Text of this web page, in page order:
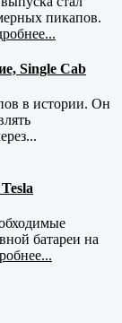
пикапов.
Single Cab
в истории. Он
батареи на